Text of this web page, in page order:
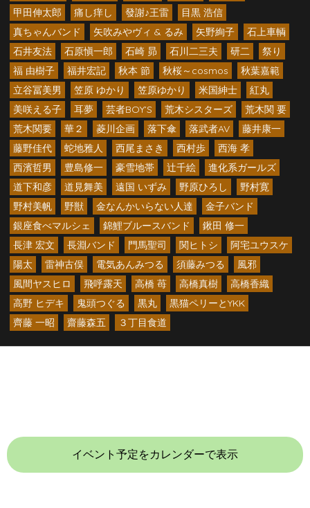
甲田伸太郎
痛し痒し 發謝♪王雷
目黒 浩信
真ちゃんバンド
矢吹みやヴィ & るみ 矢野絢子
石上車輌
石井友法
石原愼一郎 石崎 昴 石川二三夫 研二
祭り
福 由樹子
福井宏記 秋本 節 秋桜～cosmos
秋葉嘉範
立谷冨美男
笠原 ゆかり 笠原ゆかり 米国紳士
紅丸
美咲える子
耳夢 芸者BOY’S 荒木シスターズ
荒木関 要
荒木関要
華２ 菱川企画 落下傘 落武者AV
藤井康一
藤野佳代
蛇地雅人 西尾まさき 西村歩
西海 孝
西濱哲男
豊島修一 豪雪地帯 辻千絵
進化系ガールズ
道下和彦
道見舞美 遠国 いずみ 野原ひろし
野村寛
野村美帆
野獣 金なんかいらない人達
金子バンド
銀座食べマルシェ
錦鯉ブルースバンド
鍬田 修一
長津 宏文
長淵バンド 門馬聖司 関ヒトシ
阿宅ユウスケ
陽太
雷神古俣 電気あんみつる 須藤みつる
風邪
風間ヤスヒロ
飛呼露天 高橋 苺 高橋真樹
高橋香織
高野 ヒデキ
鬼頭つぐる 黒丸
黒猫ペリーとYKK
齊藤 一昭
齋藤森五 ３丁目食道
イベント予定をカレンダーで表示